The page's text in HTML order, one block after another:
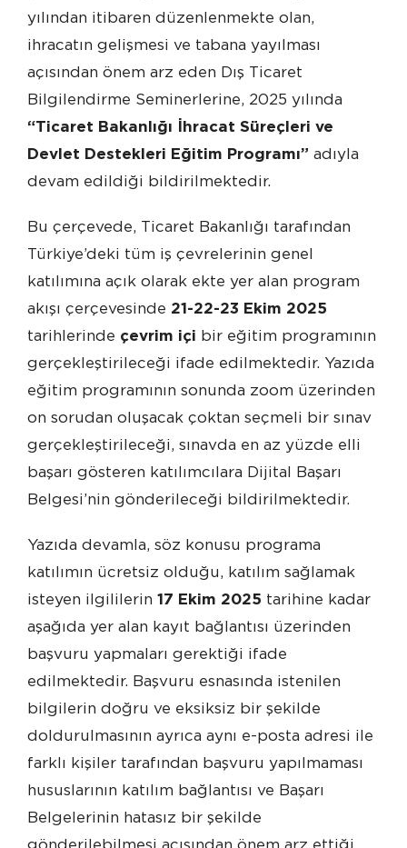
yılından itibaren düzenlenmekte olan,
ihracatın gelişmesi ve tabana yayılması
açısından önem arz eden Dış Ticaret
Bilgilendirme Seminerlerine, 2025 yılında
“Ticaret Bakanlığı İhracat Süreçleri ve
Devlet Destekleri Eğitim Programı” adıyla
devam edildiği bildirilmektedir.
Bu çerçevede, Ticaret Bakanlığı tarafından
Türkiye’deki tüm iş çevrelerinin genel
katılımına açık olarak ekte yer alan program
akışı çerçevesinde 21-22-23 Ekim 2025
tarihlerinde çevrim içi bir eğitim programının
gerçekleştirileceği ifade edilmektedir. Yazıda
eğitim programının sonunda zoom üzerinden
on sorudan oluşacak çoktan seçmeli bir sınav
gerçekleştirileceği, sınavda en az yüzde elli
başarı gösteren katılımcılara Dijital Başarı
Belgesi’nin gönderileceği bildirilmektedir.
Yazıda devamla, söz konusu programa
katılımın ücretsiz olduğu, katılım sağlamak
isteyen ilgililerin 17 Ekim 2025 tarihine kadar
aşağıda yer alan kayıt bağlantısı üzerinden
başvuru yapmaları gerektiği ifade
edilmektedir. Başvuru esnasında istenilen
bilgilerin doğru ve eksiksiz bir şekilde
doldurulmasının ayrıca aynı e-posta adresi ile
farklı kişiler tarafından başvuru yapılmaması
hususlarının katılım bağlantısı ve Başarı
Belgelerinin hatasız bir şekilde
gönderilebilmesi açısından önem arz ettiği